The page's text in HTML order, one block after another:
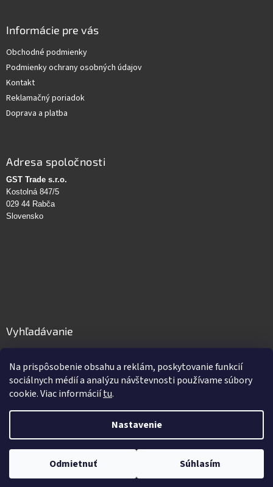
Na prispôsobenie obsahu a reklám, poskytovanie funkcií
sociálnych médií a analýzu návštevnosti používame súbory
cookie. Viac informáciítu.
Nastavenie
Odmietnuť Súhlasím
Informácie pre vás
Obchodné podmienky
Podmienky ochrany osobných údajov
Kontakt
Reklamačný poriadok
Doprava a platba
Adresa spoločnosti
GST Trade s.r.o.
Kostolná 847/5
029 44 Rabča
Slovensko
Vyhľadávanie
HĽADAŤ
Copyright 2026GastroPro.sk. Všetky práva vyhradené.Upraviť